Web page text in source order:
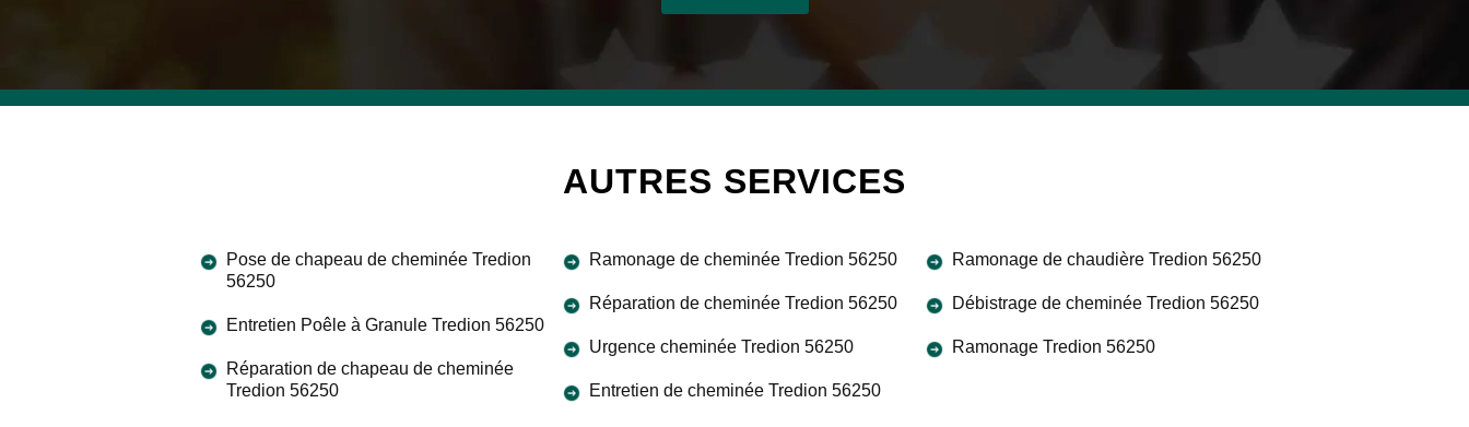
AUTRES SERVICES
Pose de chapeau de cheminée Tredion
56250
Entretien Poêle à Granule Tredion 56250
Réparation de chapeau de cheminée
Tredion 56250
Ramonage de cheminée Tredion 56250
Réparation de cheminée Tredion 56250
Urgence cheminée Tredion 56250
Entretien de cheminée Tredion 56250
Ramonage de chaudière Tredion 56250
Débistrage de cheminée Tredion 56250
Ramonage Tredion 56250